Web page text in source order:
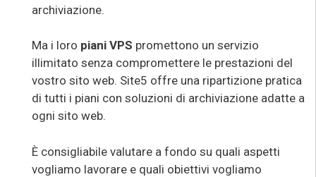
archiviazione.
Ma i loro piani VPS promettono un servizio
illimitato senza compromettere le prestazioni del
vostro sito web. Site5 offre una ripartizione pratica
di tutti i piani con soluzioni di archiviazione adatte a
ogni sito web.
È consigliabile valutare a fondo su quali aspetti
vogliamo lavorare e quali obiettivi vogliamo